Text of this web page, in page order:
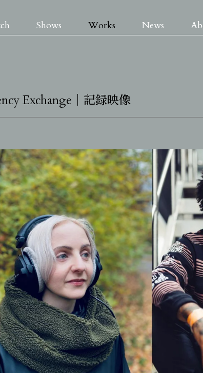
Watch
Shows
Works
News
About
Contact
Shop
Shows Works News
Exchange｜記録映像